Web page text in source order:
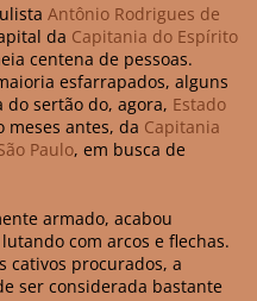
Antônio Rodrigues de
da Capitania do Espírito
centena de pessoas.
esfarrapados, alguns
sertão do, agora, Estado
meses antes, da Capitania
Paulo, em busca de
armado, acabou
com arcos e flechas.
cativos procurados, a
ser considerada bastante